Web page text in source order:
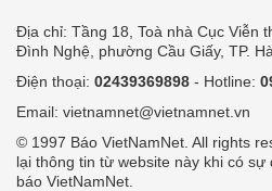
Địa chỉ: Tầng 18, Toà nhà Cục Viễn
Đình Nghệ, phường Cầu Giấy, TP.
Điện thoại: 02439369898 - Hotline:
Email: vietnamnet@vietnamnet.vn
© 1997 Báo VietNamNet. All rights
lại thông tin từ website này khi có sự
báo VietNamNet.